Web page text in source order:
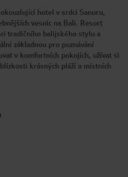
hotel v srdci Sanuru,
vesnic na Bali. Resort
tradičního balijského stylu a
základnou pro poznávání
v komfortních pokojích, užívat si
krásných pláží a místních